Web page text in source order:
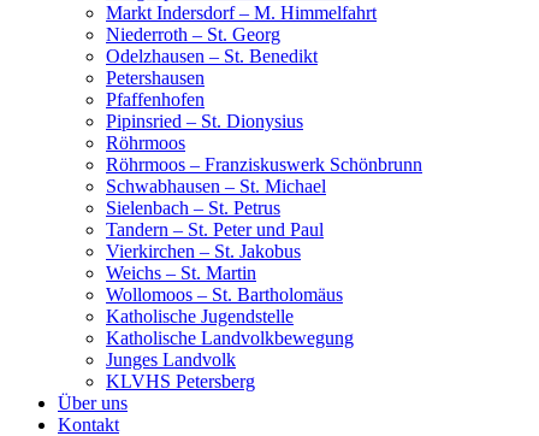
Markt Indersdorf – M. Himmelfahrt
Niederroth – St. Georg
Odelzhausen – St. Benedikt
Petershausen
Pfaffenhofen
Pipinsried – St. Dionysius
Röhrmoos
Röhrmoos – Franziskuswerk Schönbrunn
Schwabhausen – St. Michael
Sielenbach – St. Petrus
Tandern – St. Peter und Paul
Vierkirchen – St. Jakobus
Weichs – St. Martin
Wollomoos – St. Bartholomäus
Katholische Jugendstelle
Katholische Landvolkbewegung
Junges Landvolk
KLVHS Petersberg
Über uns
Kontakt